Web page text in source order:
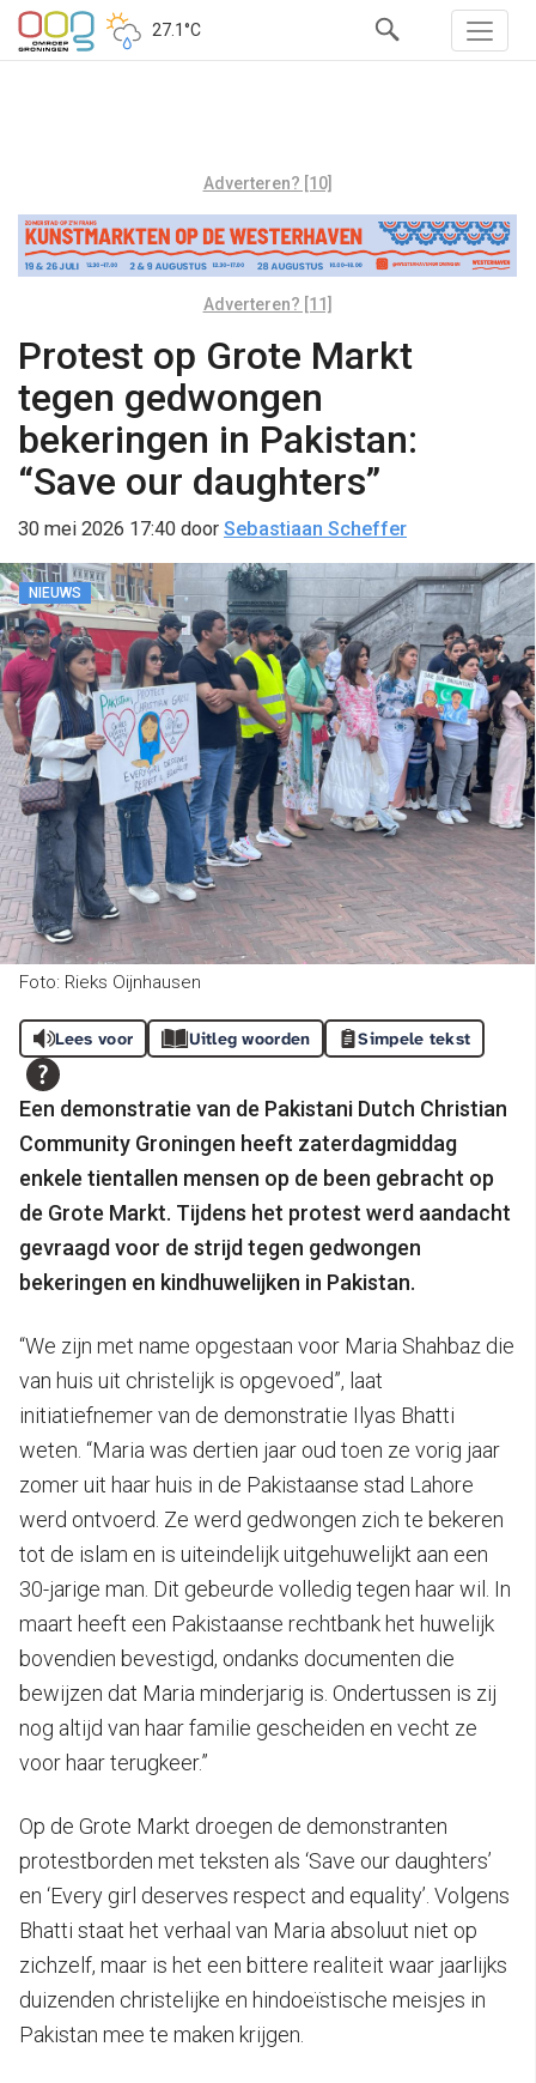
27.1°C
Adverteren? [10]
Adverteren? [11]
Protest op Grote Markt
tegen gedwongen
bekeringen in Pakistan:
“Save our daughters”
30 mei 2026 17:40 door Sebastiaan Scheffer
NIEUWS
Foto: Rieks Oijnhausen
Lees voor Uitleg woorden Simpele tekst
Een demonstratie van de Pakistani Dutch Christian
Community Groningen heeft zaterdagmiddag
enkele tientallen mensen op de been gebracht op
de Grote Markt. Tijdens het protest werd aandacht
gevraagd voor de strijd tegen gedwongen
bekeringen en kindhuwelijken in Pakistan.
“We zijn met name opgestaan voor Maria Shahbaz die
van huis uit christelijk is opgevoed”, laat
initiatiefnemer van de demonstratie Ilyas Bhatti
weten. “Maria was dertien jaar oud toen ze vorig jaar
zomer uit haar huis in de Pakistaanse stad Lahore
werd ontvoerd. Ze werd gedwongen zich te bekeren
tot de islam en is uiteindelijk uitgehuwelijkt aan een
30-jarige man. Dit gebeurde volledig tegen haar wil. In
maart heeft een Pakistaanse rechtbank het huwelijk
bovendien bevestigd, ondanks documenten die
bewijzen dat Maria minderjarig is. Ondertussen is zij
nog altijd van haar familie gescheiden en vecht ze
voor haar terugkeer.”
Op de Grote Markt droegen de demonstranten
protestborden met teksten als ‘Save our daughters’
en ‘Every girl deserves respect and equality’. Volgens
Bhatti staat het verhaal van Maria absoluut niet op
zichzelf, maar is het een bittere realiteit waar jaarlijks
duizenden christelijke en hindoeïstische meisjes in
Pakistan mee te maken krijgen.